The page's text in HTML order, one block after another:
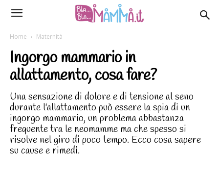
Home Maternità
Ingorgo mammario in
allattamento, cosa fare?
Una sensazione di dolore e di tensione al seno
durante l'allattamento può essere la spia di un
ingorgo mammario, un problema abbastanza
frequente tra le neomamme ma che spesso si
risolve nel giro di poco tempo. Ecco cosa sapere
su cause e rimedi.